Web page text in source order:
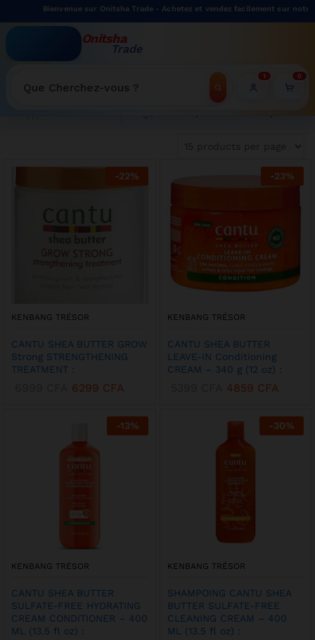
Bienvenue sur Onitsha Trade - Achetez et vendez facilement sur notre
Onitsha
Trade
Recherche
1 0
WELCOME TO ONITSHATRADE ONLINE SHOP
-22%
KENBANG TRÉSOR
CANTU SHEA BUTTER GROW
Strong STRENGTHENING
TREATMENT :
6299 CFA
-23%
KENBANG TRÉSOR
CANTU SHEA BUTTER
LEAVE-IN Conditioning
CREAM – 340 g (12 oz) :
4859 CFA
-13%
KENBANG TRÉSOR
CANTU SHEA BUTTER
SULFATE-FREE HYDRATING
CREAM CONDITIONER – 400
ML (13.5 fl oz) :
-30%
KENBANG TRÉSOR
SHAMPOING CANTU SHEA
BUTTER SULFATE-FREE
CLEANING CREAM – 400
ML (13.5 fl oz) :
sur cette cuisinière 4 feux Oscar